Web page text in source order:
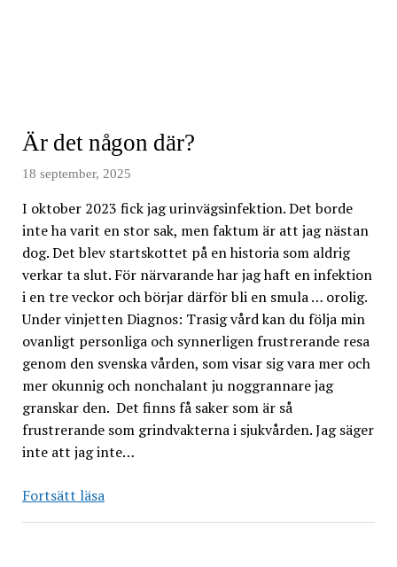
själv
olycklig
Är det någon där?
18 september, 2025
I oktober 2023 fick jag urinvägsinfektion. Det borde
inte ha varit en stor sak, men faktum är att jag nästan
dog. Det blev startskottet på en historia som aldrig
verkar ta slut. För närvarande har jag haft en infektion
i en tre veckor och börjar därför bli en smula … orolig.
Under vinjetten Diagnos: Trasig vård kan du följa min
ovanligt personliga och synnerligen frustrerande resa
genom den svenska vården, som visar sig vara mer och
mer okunnig och nonchalant ju noggrannare jag
granskar den. Det finns få saker som är så
frustrerande som grindvakterna i sjukvården. Jag säger
inte att jag inte…
Fortsätt läsaÄr